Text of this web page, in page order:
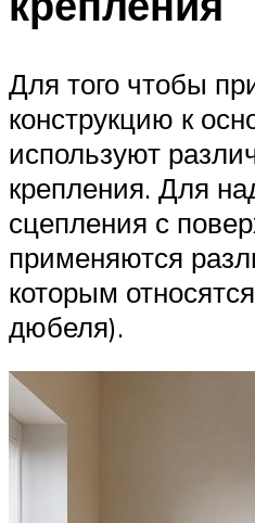
Для того чтобы
конструкцию к
используют
крепления. Для
сцепления с
применяются
которым
дюбеля).